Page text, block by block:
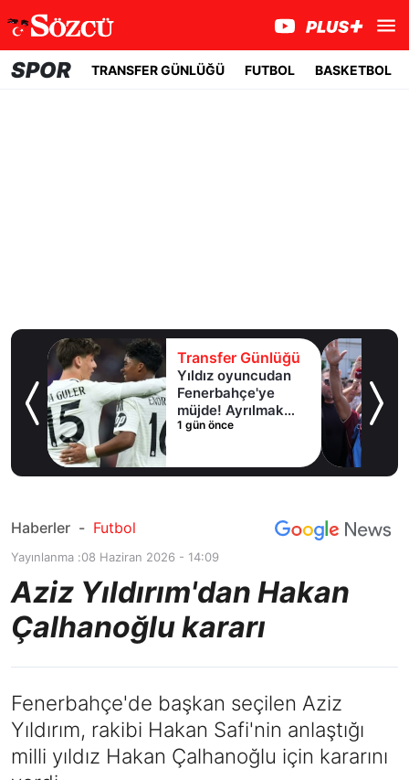
SPOR TRANSFER GÜNLÜĞÜ FUTBOL BASKETBOL
Transfer Günlüğü
Yıldız oyuncudan
Fenerbahçe'ye
müjde! Ayrılmak
istiyor
1 gün önce
Haberler - Futbol
Yayınlanma :08 Haziran 2026 - 14:09
Aziz Yıldırım'dan Hakan
Çalhanoğlu kararı
Fenerbahçe'de başkan seçilen Aziz
Yıldırım, rakibi Hakan Safi'nin anlaştığı
milli yıldız Hakan Çalhanoğlu için kararını